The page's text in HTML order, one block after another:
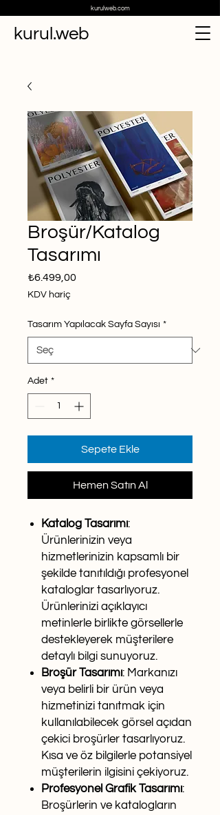
kurulweb.com
kurul.web
Broşür/Katalog
Tasarımı
₺6.499,00
KDV hariç
Tasarım Yapılacak Sayfa Sayısı *
Adet *
Sepete Ekle
Hemen Satın Al
Katalog Tasarımı:
Ürünlerinizin veya
hizmetlerinizin kapsamlı bir
şekilde tanıtıldığı profesyonel
kataloglar tasarlıyoruz.
Ürünlerinizi açıklayıcı
metinlerle birlikte görsellerle
destekleyerek müşterilere
detaylı bilgi sunuyoruz.
Broşür Tasarımı: Markanızı
veya belirli bir ürün veya
hizmetinizi tanıtmak için
kullanılabilecek görsel açıdan
çekici broşürler tasarlıyoruz.
Kısa ve öz bilgilerle potansiyel
müşterilerin ilgisini çekiyoruz.
Profesyonel Grafik Tasarımı:
Broşürlerin ve katalogların